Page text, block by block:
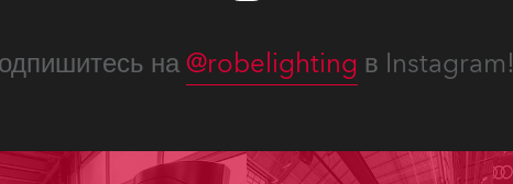
на @robelighting в Instagram!